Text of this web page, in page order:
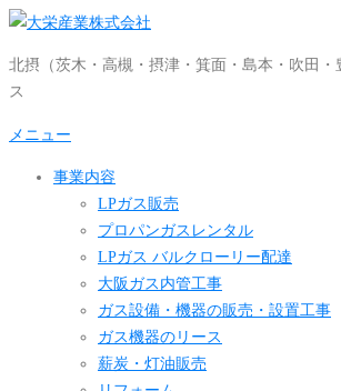
コ
テ
ン
ツ
北摂（茨木・高槻・摂津・箕面・島本・吹田
ス
メニュー
事業内容
LPガス販売
プロパンガスレンタル
LPガス バルクローリー配達
大阪ガス内管工事
ガス設備・機器の販売・設置工事
ガス機器のリース
薪炭・灯油販売